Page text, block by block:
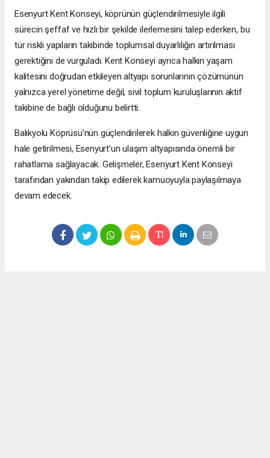
Esenyurt Kent Konseyi, köprünün güçlendirilmesiyle ilgili
sürecin şeffaf ve hızlı bir şekilde ilerlemesini talep ederken, bu
tür riskli yapıların takibinde toplumsal duyarlılığın artırılması
gerektiğini de vurguladı. Kent Konseyi ayrıca halkın yaşam
kalitesini doğrudan etkileyen altyapı sorunlarının çözümünün
yalnızca yerel yönetime değil, sivil toplum kuruluşlarının aktif
takibine de bağlı olduğunu belirtti.
Balıkyolu Köprüsü’nün güçlendirilerek halkın güvenliğine uygun
hale getirilmesi, Esenyurt’un ulaşım altyapısında önemli bir
rahatlama sağlayacak. Gelişmeler, Esenyurt Kent Konseyi
tarafından yakından takip edilerek kamuoyuyla paylaşılmaya
devam edecek.